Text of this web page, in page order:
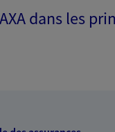
dans les